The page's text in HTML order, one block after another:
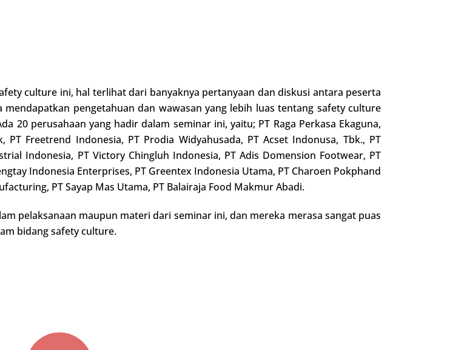
culture ini, hal terlihat dari banyaknya pertanyaan dan diskusi antara peserta
pengetahuan dan wawasan yang lebih luas tentang safety culture
20 perusahaan yang hadir dalam seminar ini, yaitu; PT Raga Perkasa Ekaguna,
PT Freetrend Indonesia, PT Prodia Widyahusada, PT Acset Indonusa, Tbk., PT
Indonesia, PT Victory Chingluh Indonesia, PT Adis Domension Footwear, PT
Indonesia Enterprises, PT Greentex Indonesia Utama, PT Charoen Pokphand
PT Sayap Mas Utama, PT Balairaja Food Makmur Abadi.
pelaksanaan maupun materi dari seminar ini, dan mereka merasa sangat puas
bidang safety culture.